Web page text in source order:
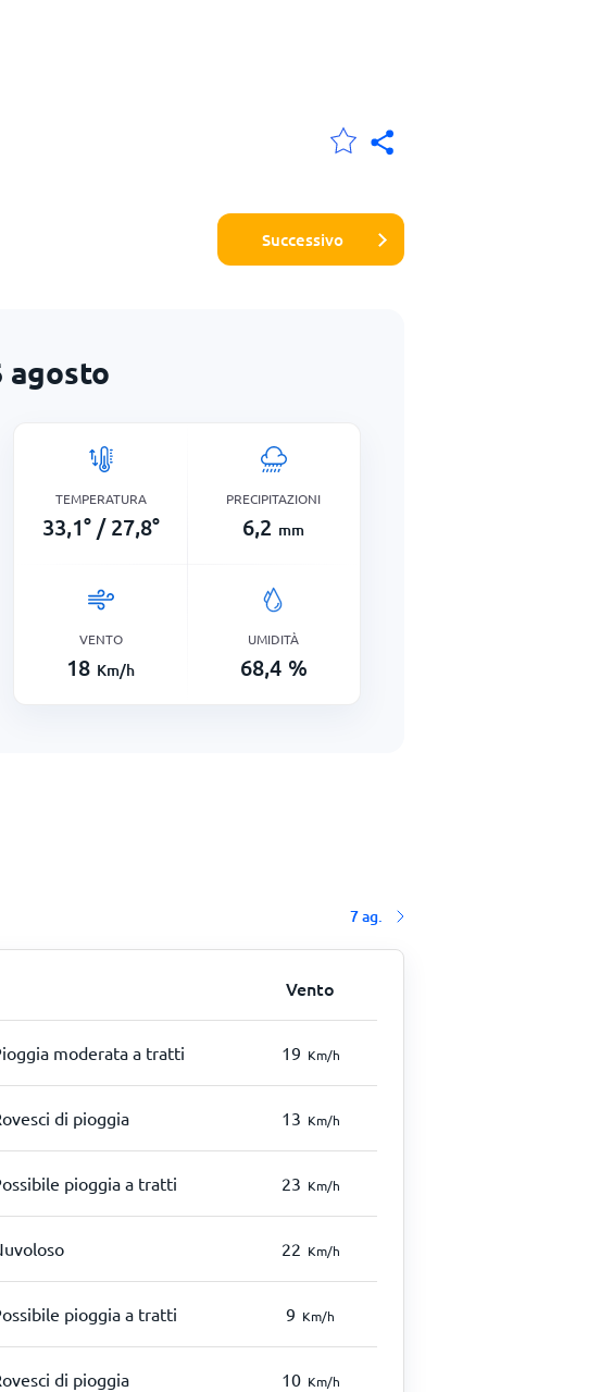
Successivo
agosto
TEMPERATURA
33,1° / 27,8°
PRECIPITAZIONI
6,2 mm
VENTO
18 Km/h
UMIDITÀ
68,4 %
7 ag.
Vento
moderata a tratti 19 Km/h
di pioggia 13 Km/h
pioggia a tratti 23 Km/h
22 Km/h
pioggia a tratti 9 Km/h
di pioggia 10 Km/h